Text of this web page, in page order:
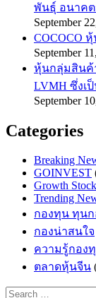
พันธ์ุ อนาคต
September
COCOCO
September
หุ้นกลุ่มสินค้
LVMH ซึ่งเ
September
Categories
Breaking
GOINVEST
Growth Stock
Trending
กองทุน ทุนก
กองน่าสนใจ
ความรู้กอง
ตลาดหุ้นจีน
Search